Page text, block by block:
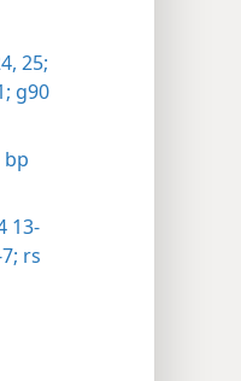
25;
g90
bp
13-
rs